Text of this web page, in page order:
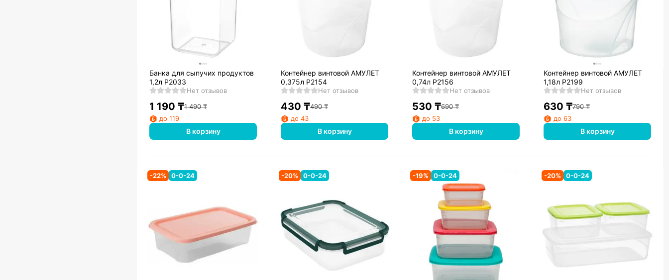
Банка для сыпучих продуктов
1,2л Р2033
Нет отзывов
1 190 ₸1 490₸
до 119
В корзину
Контейнер винтовой АМУЛЕТ
0,375л Р2154
Нет отзывов
430 ₸490₸
до 43
В корзину
Контейнер винтовой АМУЛЕТ
0,74л Р2156
Нет отзывов
530 ₸690₸
до 53
В корзину
Контейнер винтовой АМУЛЕТ
1,18л Р2199
Нет отзывов
630 ₸790₸
до 63
В корзину
-22% 0-0-24 -20% 0-0-24 -19% 0-0-24 -20% 0-0-24